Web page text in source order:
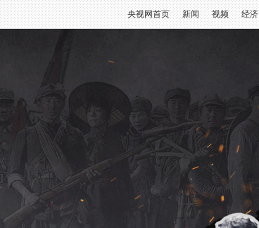
央视网首页 新闻 视频 经济